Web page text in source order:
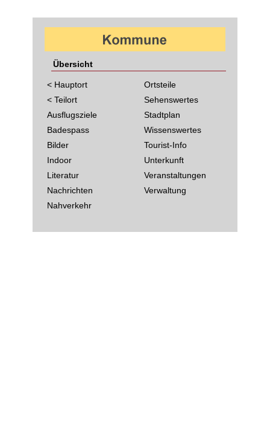
Übersicht
< Hauptort
< Teilort
Ausflugsziele
Badespass
Bilder
Indoor
Literatur
Nachrichten
Nahverkehr
Ortsteile
Sehenswertes
Stadtplan
Wissenswertes
Tourist-Info
Unterkunft
Veranstaltungen
Verwaltung